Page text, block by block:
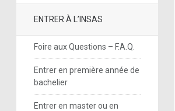
ENTRER À L’INSAS
Foire aux Questions – F.A.Q.
Entrer en première année de
bachelier
Entrer en master ou en